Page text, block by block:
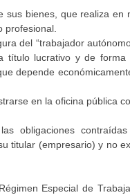
sus bienes, que realiza en
profesional.
del “trabajador
título lucrativo y de forma
depende
en la oficina pública
obligaciones
titular (empresario) y no
Especial de